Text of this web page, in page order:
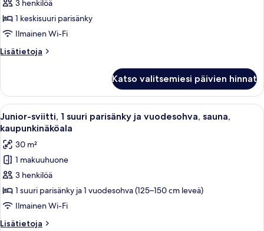
hengen
comfort-
huone
3 henkilöä
1 keskisuuri parisänky
Ilmainen Wi-Fi
Lisätietoja
Lisätietoja
comfort-
huone
Katso valitsemiesi päivien hinnat
Avaa
kaikki
huonetyypin
Junior-
sviitti,
1
suuri
parisänky
ja
Junior-sviitti, 1 suuri parisänky ja
12
Junior-sviitti, 1 suuri parisänky ja vuodesohva, sauna,
kaupunkinäköala
30 m²
1 makuuhuone
3 henkilöä
1 suuri parisänky ja 1 vuodesohva (125–150 cm leveä)
Ilmainen Wi-Fi
Lisätietoja
Lisätietoja